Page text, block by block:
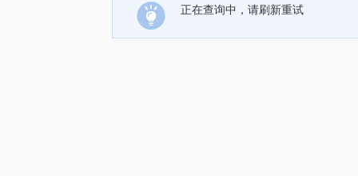
正在查询中，请刷新重试